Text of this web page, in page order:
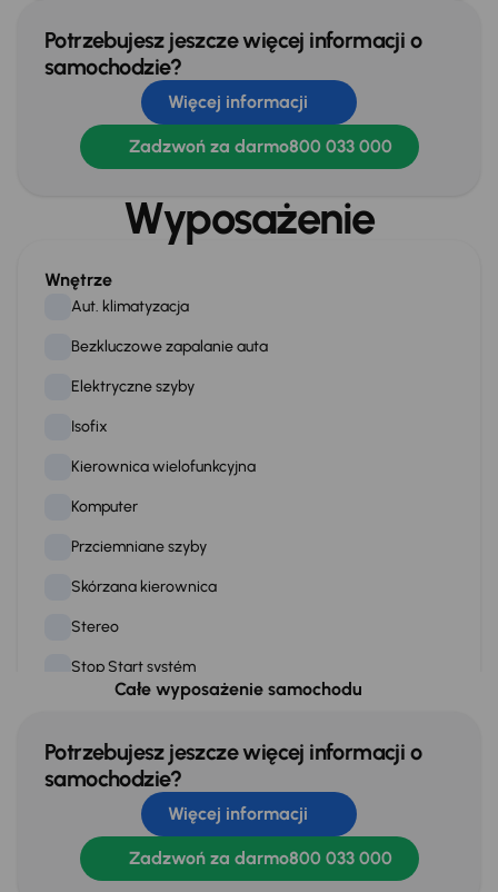
Potrzebujesz jeszcze więcej informacji o
samochodzie?
Więcej informacji
Zadzwoń za darmo800 033 000
Wyposażenie
Wnętrze
Aut. klimatyzacja
Bezkluczowe zapalanie auta
Elektryczne szyby
Isofix
Kierownica wielofunkcyjna
Komputer
Przciemniane szyby
Skórzana kierownica
Stereo
Stop Start systém
WSP. KIEROWNICY
Zamek centralny
Na zewnątrz
Całe wyposażenie samochodu
Potrzebujesz jeszcze więcej informacji o
samochodzie?
Więcej informacji
Zadzwoń za darmo800 033 000